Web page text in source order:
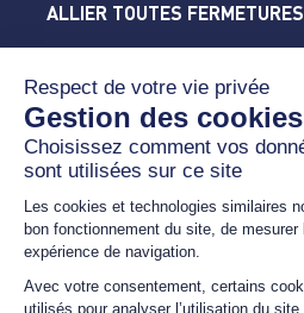
ALLIER TOUTES FERMETURES
Allier
Rue du Parc de la Mothe
03400 YZEURE
lexpertfenetre-atf@orange.fr